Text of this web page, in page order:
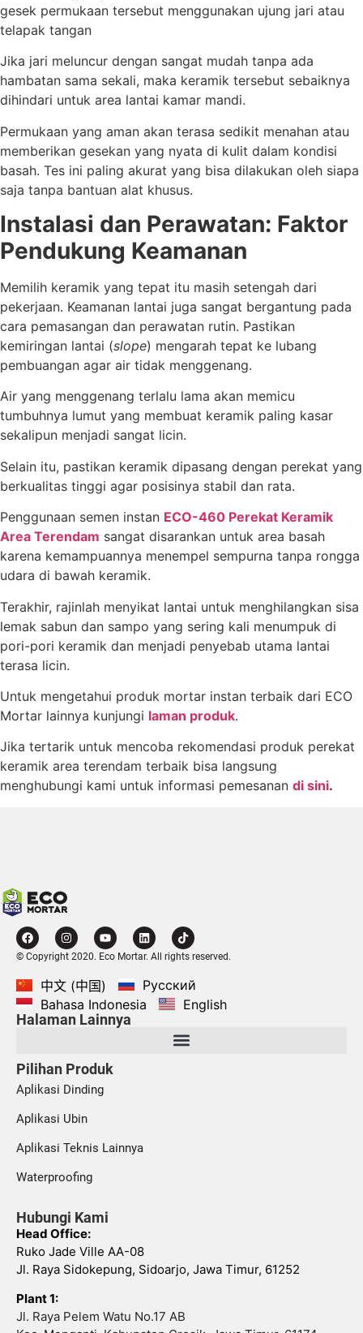
gesek permukaan tersebut menggunakan ujung jari atau
telapak tangan
Jika jari meluncur dengan sangat mudah tanpa ada
hambatan sama sekali, maka keramik tersebut sebaiknya
dihindari untuk area lantai kamar mandi.
Permukaan yang aman akan terasa sedikit menahan atau
memberikan gesekan yang nyata di kulit dalam kondisi
basah. Tes ini paling akurat yang bisa dilakukan oleh siapa
saja tanpa bantuan alat khusus.
Instalasi dan Perawatan: Faktor
Pendukung Keamanan
Memilih keramik yang tepat itu masih setengah dari
pekerjaan. Keamanan lantai juga sangat bergantung pada
cara pemasangan dan perawatan rutin. Pastikan
kemiringan lantai (slope) mengarah tepat ke lubang
pembuangan agar air tidak menggenang.
Air yang menggenang terlalu lama akan memicu
tumbuhnya lumut yang membuat keramik paling kasar
sekalipun menjadi sangat licin.
Selain itu, pastikan keramik dipasang dengan perekat yang
berkualitas tinggi agar posisinya stabil dan rata.
Penggunaan semen instan ECO-460 Perekat Keramik
Area Terendam sangat disarankan untuk area basah
karena kemampuannya menempel sempurna tanpa rongga
udara di bawah keramik.
Terakhir, rajinlah menyikat lantai untuk menghilangkan sisa
lemak sabun dan sampo yang sering kali menumpuk di
pori-pori keramik dan menjadi penyebab utama lantai
terasa licin.
Untuk mengetahui produk mortar instan terbaik dari ECO
Mortar lainnya kunjungi laman produk.
Jika tertarik untuk mencoba rekomendasi produk perekat
keramik area terendam terbaik bisa langsung
menghubungi kami untuk informasi pemesanan di sini.
© Copyright 2020. Eco Mortar. All rights reserved.
中文 (中国)
Русский
Bahasa Indonesia
English
Halaman Lainnya
Pilihan Produk
Aplikasi Dinding
Aplikasi Ubin
Aplikasi Teknis Lainnya
Waterproofing
Hubungi Kami
Head Office:
Ruko Jade Ville AA-08
Jl. Raya Sidokepung, Sidoarjo, Jawa Timur, 61252
Plant 1:
Jl. Raya Pelem Watu No.17 AB